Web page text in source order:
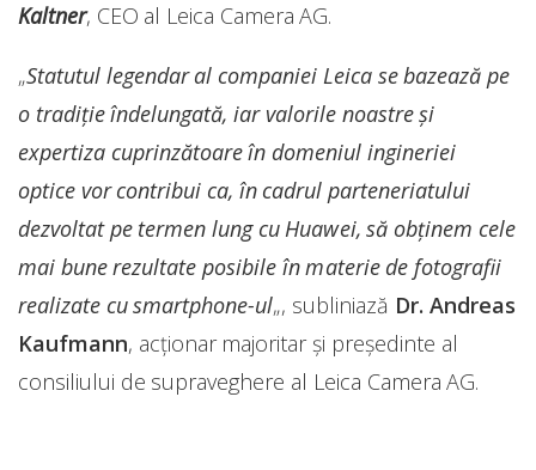
Kaltner, CEO al Leica Camera AG.
„Statutul legendar al companiei Leica se bazează pe
o tradițieîndelungată, iar valorile noastre și
expertiza cuprinzătoare în domeniul ingineriei
optice vor contribui ca, în cadrul parteneriatului
dezvoltat pe termen lung cu Huawei, să obținem cele
mai bune rezultate posibile în materie de fotografii
realizate cu smartphone-ul„, subliniază Dr. Andreas
Kaufmann, acționar majoritar și președinte al
consiliului de supraveghere al Leica Camera AG.